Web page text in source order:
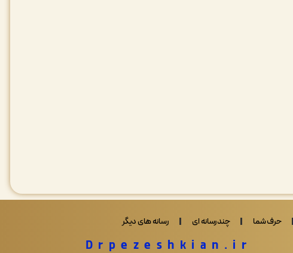
حرف شما چندرسانه ای رسانه های دیگر
Drpezeshkian.ir